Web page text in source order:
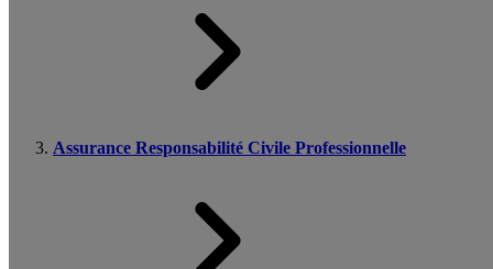
Assurance Responsabilité Civile Professionnelle